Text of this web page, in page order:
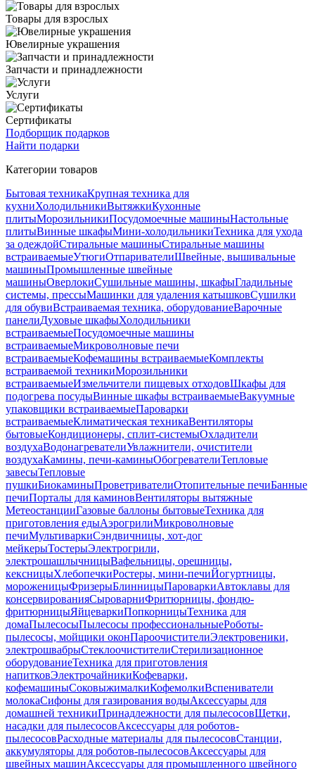
Товары для взрослых
Ювелирные украшения
Запчасти и принадлежности
Услуги
Сертификаты
Подборщик подарков
Найти подарки
Категории товаров
Бытовая техникаКрупная техника для
кухниХолодильникиВытяжкиКухонные
плитыМорозильникиПосудомоечные машиныНастольные
плитыВинные шкафыМини-холодильникиТехника для ухода
за одеждойСтиральные машиныСтиральные машины
встраиваемыеУтюгиОтпаривателиШвейные, вышивальные
машиныПромышленные швейные
машиныОверлокиСушильные машины, шкафыГладильные
системы, прессыМашинки для удаления катышковСушилки
для обувиВстраиваемая техника, оборудованиеВарочные
панелиДуховые шкафыХолодильники
встраиваемыеПосудомоечные машины
встраиваемыеМикроволновые печи
встраиваемыеКофемашины встраиваемыеКомплекты
встраиваемой техникиМорозильники
встраиваемыеИзмельчители пищевых отходовШкафы для
подогрева посудыВинные шкафы встраиваемыеВакуумные
упаковщики встраиваемыеПароварки
встраиваемыеКлиматическая техникаВентиляторы
бытовыеКондиционеры, сплит-системыОхладители
воздухаВодонагревателиУвлажнители, очистители
воздухаКамины, печи-каминыОбогревателиТепловые
завесыТепловые
пушкиБиокаминыПроветривателиОтопительные печиБанные
печиПорталы для каминовВентиляторы вытяжные
МетеостанцииГазовые баллоны бытовыеТехника для
приготовления едыАэрогрилиМикроволновые
печиМультиваркиСэндвичницы, хот-дог
мейкерыТостерыЭлектрогрили,
электрошашлычницыВафельницы, орешницы,
кексницыХлебопечкиРостеры, мини-печиЙогуртницы,
мороженицыФризерыБлинницыПароваркиАвтоклавы для
консервированияСыроварниФритюрницы, фондю-
фритюрницыЯйцеваркиПопкорницыТехника для
домаПылесосыПылесосы профессиональныеРоботы-
пылесосы, мойщики оконПароочистителиЭлектровеники,
электрошвабрыСтеклоочистителиСтерилизационное
оборудованиеТехника для приготовления
напитковЭлектрочайникиКофеварки,
кофемашиныСоковыжималкиКофемолкиВспениватели
молокаСифоны для газирования водыАксессуары для
домашней техникиПринадлежности для пылесосовЩетки,
насадки для пылесосовАксессуары для роботов-
пылесосовРасходные материалы для пылесосовСтанции,
аккумуляторы для роботов-пылесосовАксессуары для
швейных машинАксессуары для промышленного швейного